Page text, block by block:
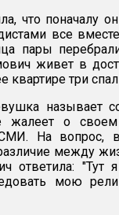
что поначалу
все
пары
живет в
квартире три
называет
жалеет о
На вопрос, в
между
ответила: "Тут
мою